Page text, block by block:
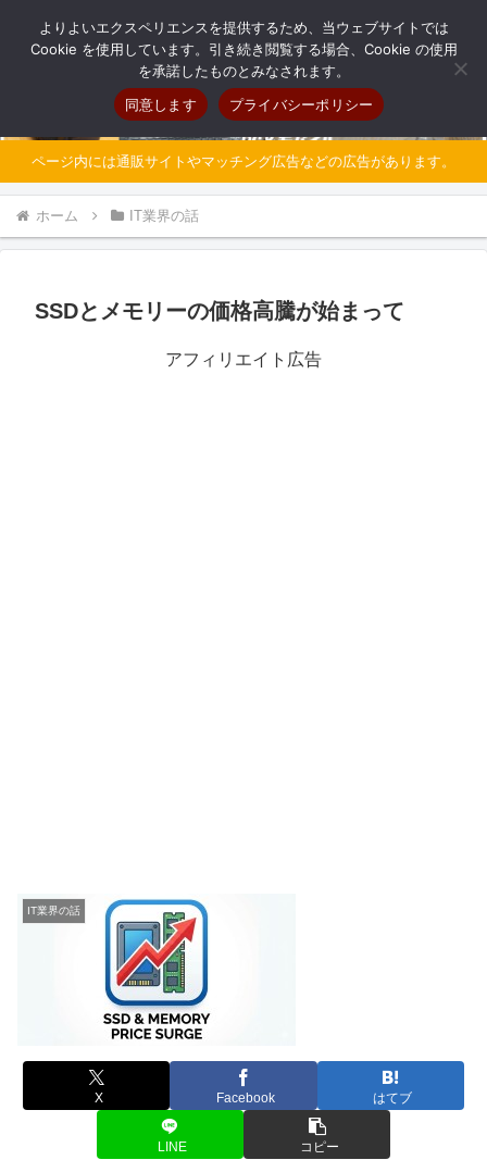
自分だけのオリジナルパソコンを持とう
ページ内には通販サイトやマッチング広告などの広告があります。
ホーム IT業界の話
SSDとメモリーの価格高騰が始まって
アフィリエイト広告
IT業界の話
X Facebook はてブ
LINE コピー
よりよいエクスペリエンスを提供するため、当ウェブサイトでは
Cookie を使用しています。引き続き閲覧する場合、Cookie の使用
を承諾したものとみなされます。
同意します
プライバシーポリシー